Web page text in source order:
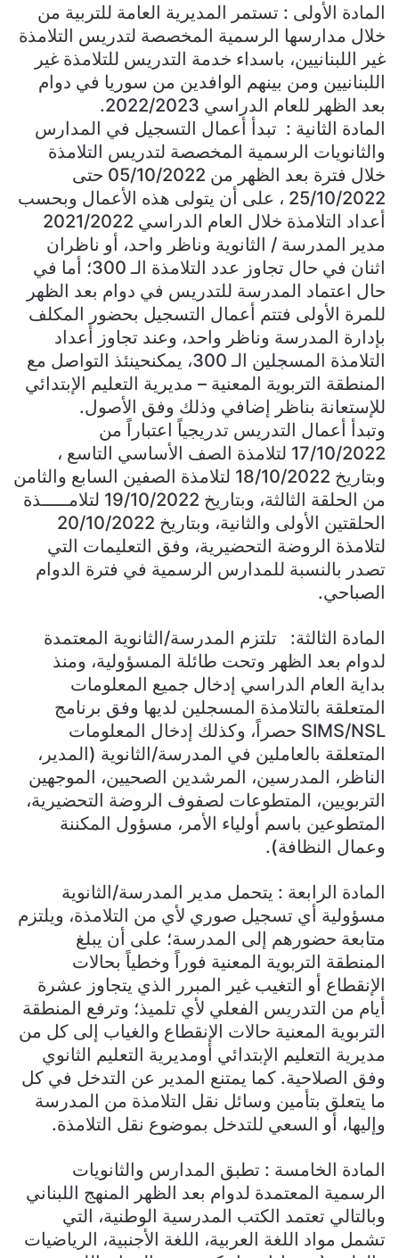
المادة الأولى : تستمر المديرية العامة للتربية من
خلال مدارسها الرسمية المخصصة لتدريس التلامذة
غير اللبنانيين، باسداء خدمة التدريس للتلامذة غير
اللبنانيين ومن بينهم الوافدين من سوريا في دوام
بعد الظهر للعام الدراسي 2022/2023.
المادة الثانية : تبدأ أعمال التسجيل في المدارس
والثانويات الرسمية المخصصة لتدريس التلامذة
خلال فترة بعد الظهر من 05/10/2022 حتى
25/10/2022 ، على أن يتولى هذه الأعمال وبحسب
أعداد التلامذة خلال العام الدراسي 2021/2022
مدير المدرسة / الثانوية وناظر واحد، أو ناظران
اثنان في حال تجاوز عدد التلامذة الـ 300؛ أما في
حال اعتماد المدرسة للتدريس في دوام بعد الظهر
للمرة الأولى فتتم أعمال التسجيل بحضور المكلف
بإدارة المدرسة وناظر واحد، وعند تجاوز أعداد
التلامذة المسجلين الـ 300، يمكنحينئذ التواصل مع
المنطقة التربوية المعنية – مديرية التعليم الإبتدائي
للإستعانة بناظر إضافي وذلك وفق الأصول.
وتبدأ أعمال التدريس تدريجياً اعتباراً من
17/10/2022 لتلامذة الصف الأساسي التاسع ،
وبتاريخ 18/10/2022 لتلامذة الصفين السابع والثامن
من الحلقة الثالثة، وبتاريخ 19/10/2022 لتلامـــــذة
الحلقتين الأولى والثانية، وبتاريخ 20/10/2022
لتلامذة الروضة التحضيرية، وفق التعليمات التي
تصدر بالنسبة للمدارس الرسمية في فترة الدوام
الصباحي.
المادة الثالثة: تلتزم المدرسة/الثانوية المعتمدة
لدوام بعد الظهر وتحت طائلة المسؤولية، ومنذ
بداية العام الدراسي إدخال جميع المعلومات
المتعلقة بالتلامذة المسجلين لديها وفق برنامج
SIMS/NSL حصراً، وكذلك إدخال المعلومات
المتعلقة بالعاملين في المدرسة/الثانوية (المدير،
الناظر، المدرسين، المرشدين الصحيين، الموجهين
التربويين، المتطوعات لصفوف الروضة التحضيرية،
المتطوعين باسم أولياء الأمر، مسؤول المكننة
وعمال النظافة).
المادة الرابعة : يتحمل مدير المدرسة/الثانوية
مسؤولية أي تسجيل صوري لأي من التلامذة، ويلتزم
متابعة حضورهم إلى المدرسة؛ على أن يبلغ
المنطقة التربوية المعنية فوراً وخطياً بحالات
الإنقطاع أو التغيب غير المبرر الذي يتجاوز عشرة
أيام من التدريس الفعلي لأي تلميذ؛ وترفع المنطقة
التربوية المعنية حالات الإنقطاع والغياب إلى كل من
مديرية التعليم الإبتدائي أومديرية التعليم الثانوي
وفق الصلاحية. كما يمتنع المدير عن التدخل في كل
ما يتعلق بتأمين وسائل نقل التلامذة من المدرسة
وإليها، أو السعي للتدخل بموضوع نقل التلامذة.
المادة الخامسة : تطبق المدارس والثانويات
الرسمية المعتمدة لدوام بعد الظهر المنهج اللبناني
وبالتالي تعتمد الكتب المدرسية الوطنية، التي
تشمل مواد اللغة العربية، اللغة الأجنبية، الرياضيات